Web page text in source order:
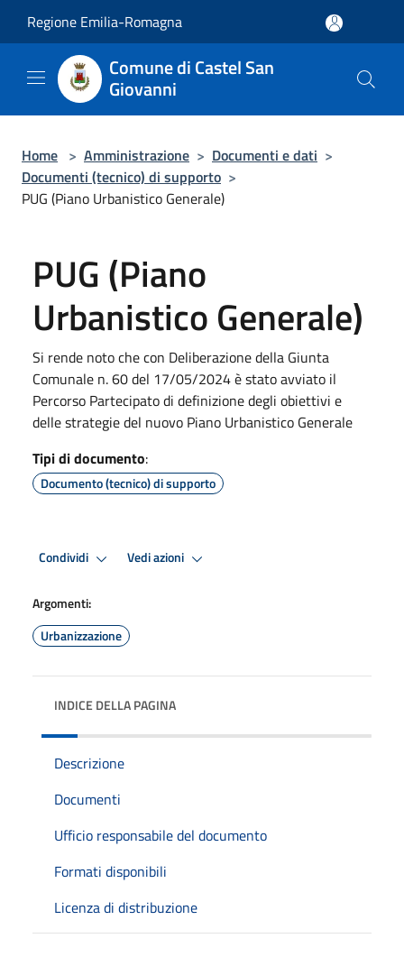
Regione Emilia-Romagna
Comune di Castel San
Giovanni
Home > Amministrazione > Documenti e dati >
Documenti (tecnico) di supporto >
PUG (Piano Urbanistico Generale)
PUG (Piano
Urbanistico Generale)
Si rende noto che con Deliberazione della Giunta
Comunale n. 60 del 17/05/2024 è stato avviato il
Percorso Partecipato di definizione degli obiettivi e
delle strategie del nuovo Piano Urbanistico Generale
Tipi di documento:
Documento (tecnico) di supporto
Condividi Vedi azioni
Argomenti:
Urbanizzazione
INDICE DELLA PAGINA
Descrizione
Documenti
Ufficio responsabile del documento
Formati disponibili
Licenza di distribuzione